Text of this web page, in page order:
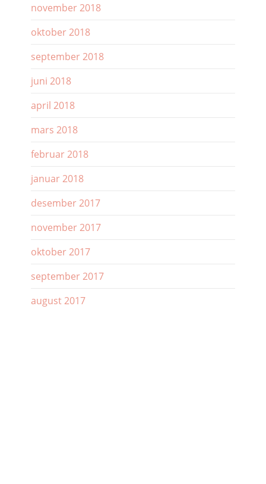
november 2018
oktober 2018
september 2018
juni 2018
april 2018
mars 2018
februar 2018
januar 2018
desember 2017
november 2017
oktober 2017
september 2017
august 2017